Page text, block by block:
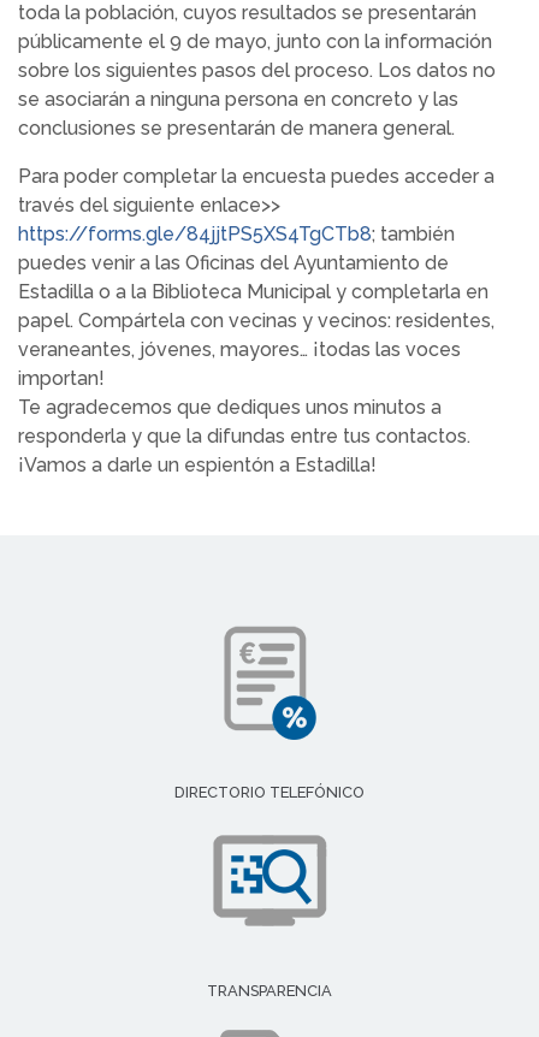
toda la población, cuyos resultados se presentarán
públicamente el 9 de mayo, junto con la información
sobre los siguientes pasos del proceso. Los datos no
se asociarán a ninguna persona en concreto y las
conclusiones se presentarán de manera general.
Para poder completar la encuesta puedes acceder a
través del siguiente enlace>>
https://forms.gle/84jjtPS5XS4TgCTb8; también
puedes venir a las Oficinas del Ayuntamiento de
Estadilla o a la Biblioteca Municipal y completarla en
papel. Compártela con vecinas y vecinos: residentes,
veraneantes, jóvenes, mayores… ¡todas las voces
importan!
Te agradecemos que dediques unos minutos a
responderla y que la difundas entre tus contactos.
¡Vamos a darle un espientón a Estadilla!
DIRECTORIO TELEFÓNICO
TRANSPARENCIA